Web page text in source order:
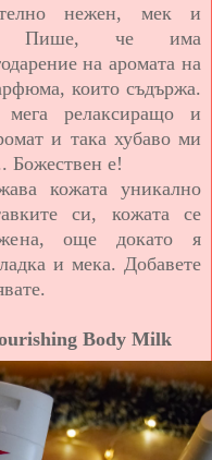
нежен, мек и
Пише, че има
на аромата на
които съдържа.
релаксиращо и
и така хубаво ми
Божествен е!
кожата уникално
си, кожата се
още докато я
и мека. Добавете
Body Milk